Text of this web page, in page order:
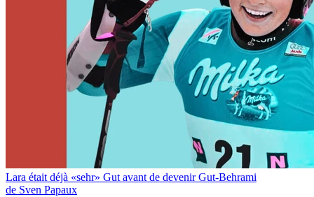
Lara était déjà «sehr» Gut avant de devenir Gut-Behrami
de Sven Papaux